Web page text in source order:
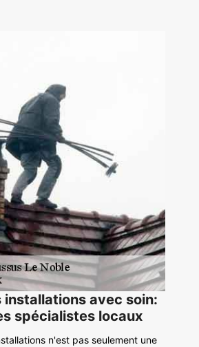
installations avec soin:
spécialistes locaux
n'est pas seulement une